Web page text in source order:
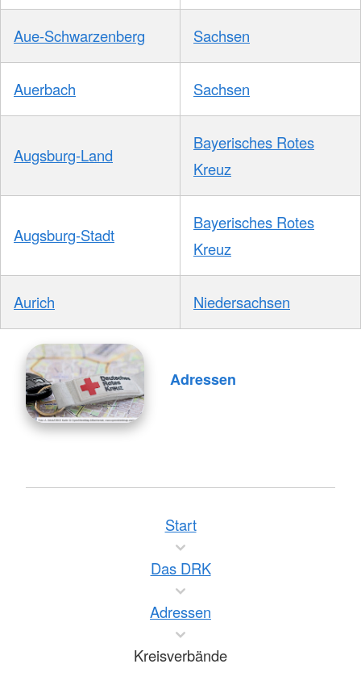
Aue-Schwarzenberg Sachsen
Auerbach Sachsen
Augsburg-Land
Bayerisches Rotes
Kreuz
Augsburg-Stadt
Bayerisches Rotes
Kreuz
Aurich Niedersachsen
Adressen
Start
Das DRK
Adressen
Kreisverbände